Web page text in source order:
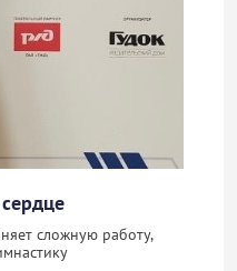
сложную работу,